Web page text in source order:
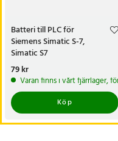
Batteri till PLC för
Siemens Simatic S-7,
Simatic S7
Pris:
79 kr
Varan finns i vårt fjärrlager,
Köp